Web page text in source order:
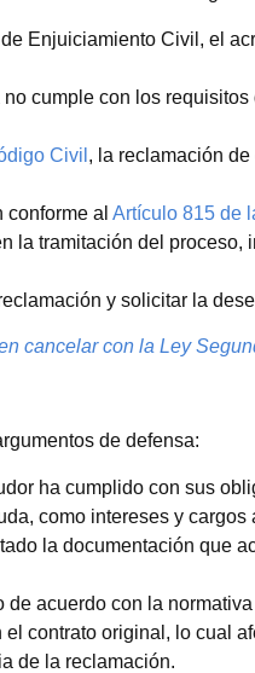
Enjuiciamiento Civil, el
cumple con los
Civil , la reclamación
al Artículo 815 de
la tramitación del proceso,
y solicitar la
cancelar con la Ley
de defensa:
ha cumplido con sus
como intereses y
la documentación que
de acuerdo con la
contrato original, lo cual
de la reclamación.